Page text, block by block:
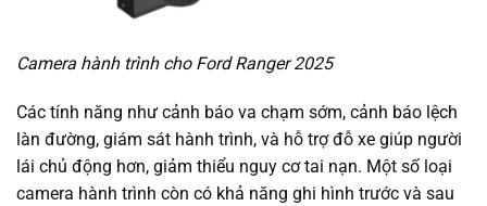
Camera hành trình cho Ford Ranger 2025
Các tính năng như cảnh báo va chạm sớm, cảnh báo lệch
làn đường, giám sát hành trình, và hỗ trợ đỗ xe giúp người
lái chủ động hơn, giảm thiểu nguy cơ tai nạn. Một số loại
camera hành trình còn có khả năng ghi hình trước và sau